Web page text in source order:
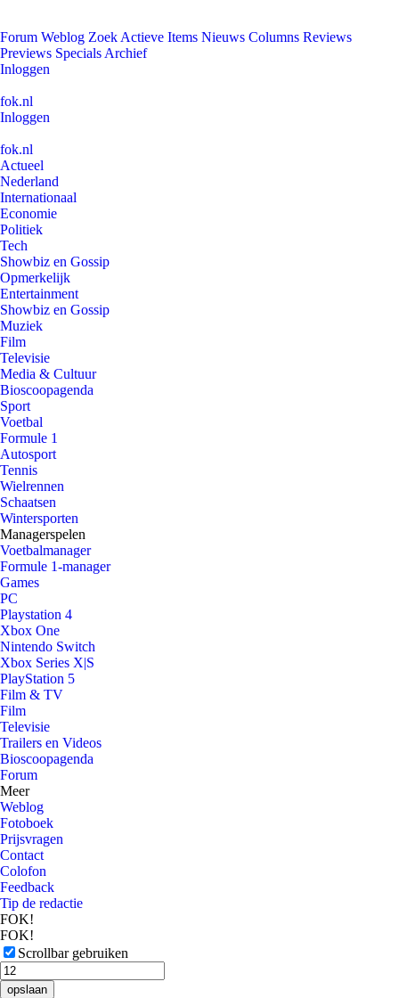
Forum Weblog Zoek Actieve Items Nieuws Columns Reviews
Previews Specials Archief
Inloggen
fok.nl
Inloggen
fok.nl
Actueel
Nederland
Internationaal
Economie
Politiek
Tech
Showbiz en Gossip
Opmerkelijk
Entertainment
Showbiz en Gossip
Muziek
Film
Televisie
Media & Cultuur
Bioscoopagenda
Sport
Voetbal
Formule 1
Autosport
Tennis
Wielrennen
Schaatsen
Wintersporten
Managerspelen
Voetbalmanager
Formule 1-manager
Games
PC
Playstation 4
Xbox One
Nintendo Switch
Xbox Series X|S
PlayStation 5
Film & TV
Film
Televisie
Trailers en Videos
Bioscoopagenda
Forum
Meer
Weblog
Fotoboek
Prijsvragen
Contact
Colofon
Feedback
Tip de redactie
FOK!
FOK!
Scrollbar gebruiken
opslaan